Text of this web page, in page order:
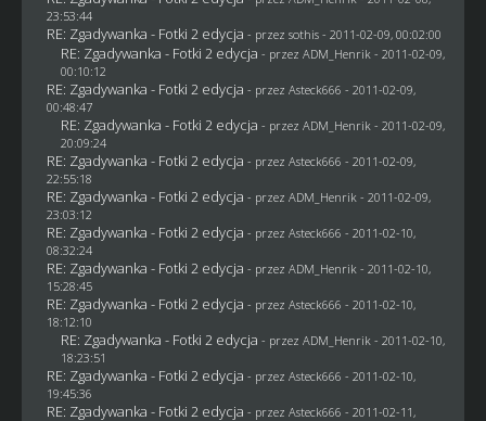
23:53:44
RE: Zgadywanka - Fotki 2 edycja - przez sothis- 2011-02-09, 00:02:00
RE: Zgadywanka - Fotki 2 edycja - przez ADM_Henrik - 2011-02-09,
00:10:12
RE: Zgadywanka - Fotki 2 edycja - przez Asteck666 - 2011-02-09,
00:48:47
RE: Zgadywanka - Fotki 2 edycja - przez ADM_Henrik - 2011-02-09,
20:09:24
RE: Zgadywanka - Fotki 2 edycja - przez Asteck666 - 2011-02-09,
22:55:18
RE: Zgadywanka - Fotki 2 edycja - przez ADM_Henrik - 2011-02-09,
23:03:12
RE: Zgadywanka - Fotki 2 edycja - przez Asteck666 - 2011-02-10,
08:32:24
RE: Zgadywanka - Fotki 2 edycja - przez ADM_Henrik - 2011-02-10,
15:28:45
RE: Zgadywanka - Fotki 2 edycja - przez Asteck666 - 2011-02-10,
18:12:10
RE: Zgadywanka - Fotki 2 edycja - przez ADM_Henrik - 2011-02-10,
18:23:51
RE: Zgadywanka - Fotki 2 edycja - przez Asteck666 - 2011-02-10,
19:45:36
RE: Zgadywanka - Fotki 2 edycja - przez Asteck666 - 2011-02-11,